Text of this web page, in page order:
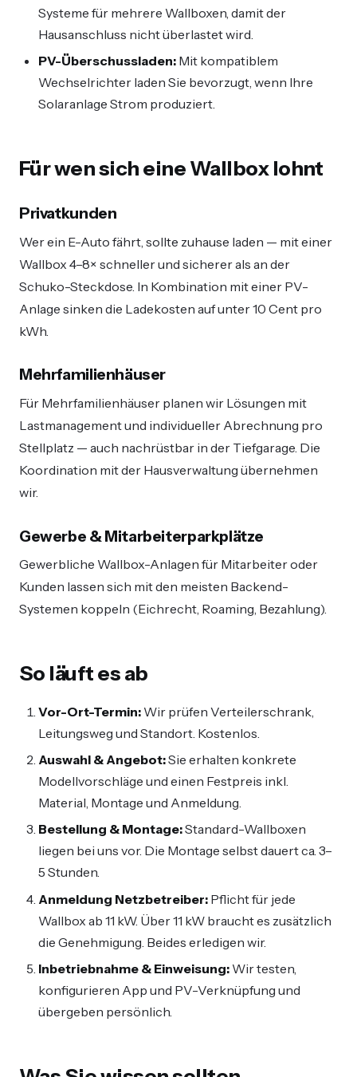
Systeme für mehrere Wallboxen, damit der
Hausanschluss nicht überlastet wird.
PV-Überschussladen: Mit kompatiblem
Wechselrichter laden Sie bevorzugt, wenn Ihre
Solaranlage Strom produziert.
Für wen sich eine Wallbox lohnt
Privatkunden
Wer ein E-Auto fährt, sollte zuhause laden — mit einer
Wallbox 4–8× schneller und sicherer als an der
Schuko-Steckdose. In Kombination mit einer PV-
Anlage sinken die Ladekosten auf unter 10 Cent pro
kWh.
Mehrfamilienhäuser
Für Mehrfamilienhäuser planen wir Lösungen mit
Lastmanagement und individueller Abrechnung pro
Stellplatz — auch nachrüstbar in der Tiefgarage. Die
Koordination mit der Hausverwaltung übernehmen
wir.
Gewerbe & Mitarbeiterparkplätze
Gewerbliche Wallbox-Anlagen für Mitarbeiter oder
Kunden lassen sich mit den meisten Backend-
Systemen koppeln (Eichrecht, Roaming, Bezahlung).
So läuft es ab
Vor-Ort-Termin: Wir prüfen Verteilerschrank,
Leitungsweg und Standort. Kostenlos.
Auswahl & Angebot:Sie erhalten konkrete
Modellvorschläge und einen Festpreis inkl.
Material, Montage und Anmeldung.
Bestellung & Montage:Standard-Wallboxen
liegen bei uns vor. Die Montage selbst dauert ca. 3–
5 Stunden.
Anmeldung Netzbetreiber: Pflicht für jede
Wallbox ab 11 kW. Über 11 kW braucht es zusätzlich
die Genehmigung. Beides erledigen wir.
Inbetriebnahme & Einweisung: Wir testen,
konfigurieren App und PV-Verknüpfung und
übergeben persönlich.